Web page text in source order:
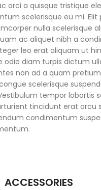
orci a quisque tristique
scelerisque eu mi. Elit
nulla scelerisque
ac aliquet nibh a
leo erat aliquam ut
odio diam turpis dictum
non ad a quam
scelerisque
tempor lobortis
tincidunt erat arcu
condimentum
ACCESSORIES